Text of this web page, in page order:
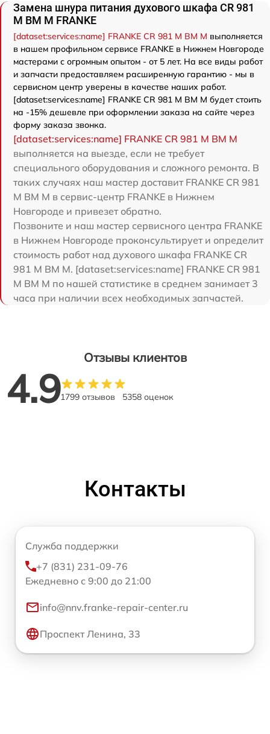
Замена шнура питания духового шкафа CR 981
M BM M FRANKE
[dataset:services:name] FRANKE CR 981 M BM M выполняется
в нашем профильном сервисе FRANKE в Нижнем Новгороде
мастерами с огромным опытом - от 5 лет. На все виды работ
и запчасти предоставляем расширенную гарантию - мы в
сервисном центр уверены в качестве наших работ.
[dataset:services:name] FRANKE CR 981 M BM M будет стоить
на -15% дешевле при оформлении заказа на сайте через
форму заказа звонка.
[dataset:services:name] FRANKE CR 981 M BM M
выполняется на выезде, если не требует
специального оборудования и сложного ремонта. В
таких случаях наш мастер доставит FRANKE CR 981
M BM M в сервис-центр FRANKE в Нижнем
Новгороде и привезет обратно.
Позвоните и наш мастер сервисного центра FRANKE
в Нижнем Новгороде проконсультирует и определит
стоимость работ над духового шкафа FRANKE CR
981 M BM M. [dataset:services:name] FRANKE CR 981
M BM M по нашей статистике в среднем занимает 3
часа при наличии всех необходимых запчастей.
Отзывы клиентов
4.91799 отзывов 5358 оценок
Контакты
Служба поддержки
+7 (831) 231-09-76
Ежедневно с 9:00 до 21:00
info@nnv.franke-repair-center.ru
Проспект Ленина, 33